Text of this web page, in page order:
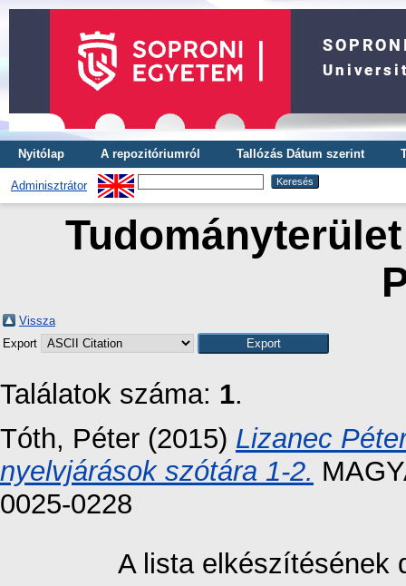
Nyitólap A repozitóriumról Tallózás Dátum szerint
Adminisztrátor
Vissza
Export
Találatok száma: 1.
Tóth, Péter (2015) Lizanec
nyelvjárások szótára 1-2.
0025-0228
A lista elkészítésének